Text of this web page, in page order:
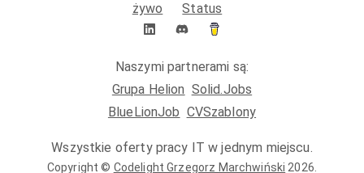
żywo
Status
Naszymi partnerami są:
Grupa Helion Solid.Jobs
BlueLionJob CVSzablony
Wszystkie oferty pracy IT w jednym miejscu.
Copyright © Codelight Grzegorz Marchwiński 2026